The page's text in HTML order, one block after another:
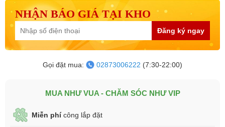
NHẬN BÁO GIÁ TẠI KHO
Đăng ký ngay
Gọi đặt mua: 02873006222 (7:30-22:00)
MUA NHƯ VUA - CHĂM SÓC NHƯ VIP
Miễn phícông lắp đặt